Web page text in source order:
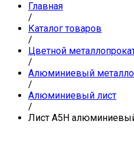
Главная
/
Каталог товаров
/
Цветной
/
Алюминиевый
/
Алюминиевый лист
/
Лист А5Н